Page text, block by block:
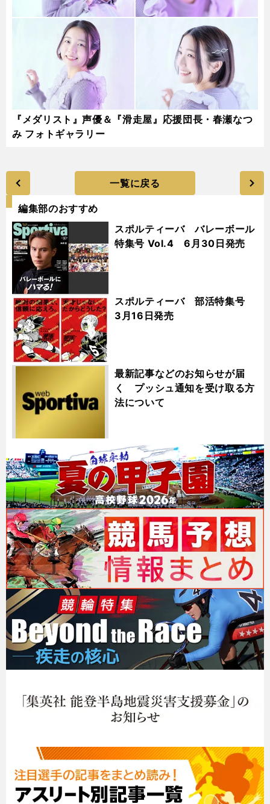
『メダリスト』声優＆『滑走屋』応援団長・春瀬なつ
み フォトギャラリー
一覧に戻る
編集部のおすすめ
スポルティーバ バレーボール
特集号 Vol.4 6月30日発売
スポルティーバ 部活特集号
3月16日発売
最新記事などのお知らせが届
く プッシュ通知を受け取る方
法について